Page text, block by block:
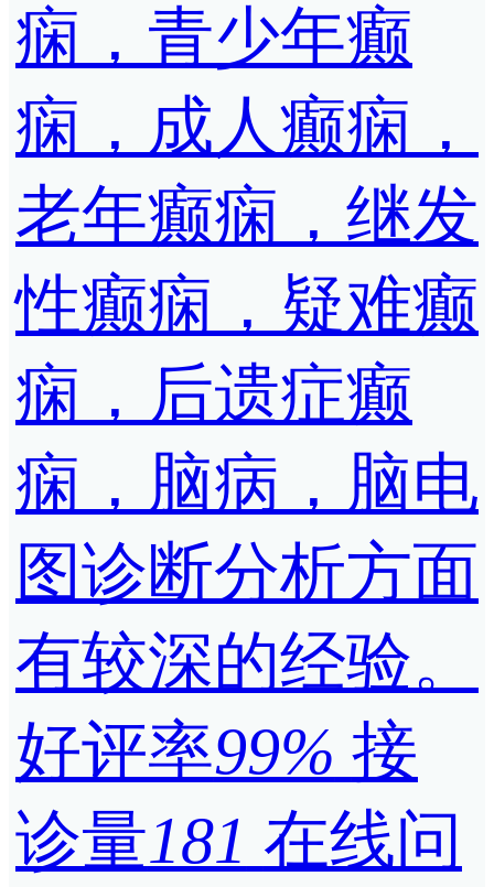
痫，青少年癫
痫，成人癫痫，
老年癫痫，继发
性癫痫，疑难癫
痫，后遗症癫
痫，脑病，脑电
图诊断分析方面
有较深的经验。
好评率99% 接
诊量181 在线问